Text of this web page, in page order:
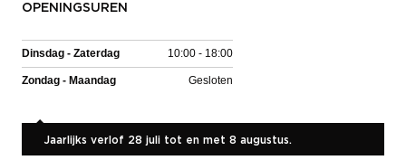
OPENINGSUREN
Dinsdag - Zaterdag 10:00 - 18:00
Zondag - Maandag Gesloten
Jaarlijks verlof 28 juli tot en met 8 augustus.